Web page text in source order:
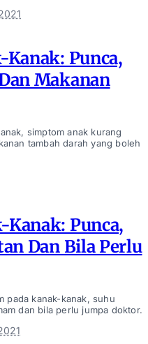
Kanak: Punca,
Makanan
simptom anak kurang
tambah darah yang boleh
Kanak: Punca,
Dan Bila Perlu
pada kanak-kanak, suhu
dan bila perlu jumpa doktor.